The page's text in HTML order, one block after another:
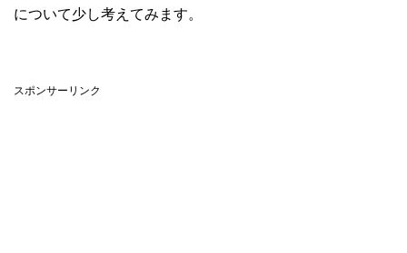
について少し考えてみます。
スポンサーリンク